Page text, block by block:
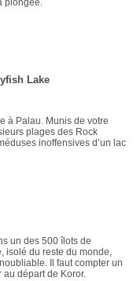
plongée.
Lake
à Palau. Munis de votre
plages des Rock
inoffensives d’un lac
un des 500 îlots de
isolé du reste du monde,
Il faut compter un
au départ de Koror.